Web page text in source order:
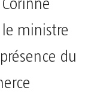
ministre
du